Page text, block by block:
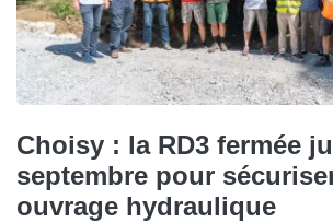
Choisy : la RD3 fermée
septembre pour
ouvrage hydraulique